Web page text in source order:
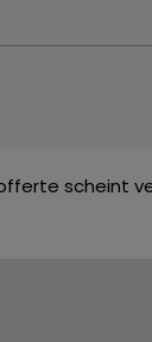
scheint